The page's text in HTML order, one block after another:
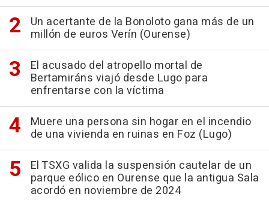
Un acertante de la Bonoloto gana más de un
millón de euros Verín (Ourense)
El acusado del atropello mortal de
Bertamiráns viajó desde Lugo para
enfrentarse con la víctima
Muere una persona sin hogar en el incendio
de una vivienda en ruinas en Foz (Lugo)
El TSXG valida la suspensión cautelar de un
parque eólico en Ourense que la antigua Sala
acordó en noviembre de 2024